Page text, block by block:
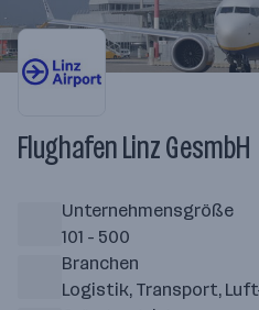
Flughafen Linz GesmbH
Unternehmensgröße
101 - 500
Branchen
Logistik, Transport,